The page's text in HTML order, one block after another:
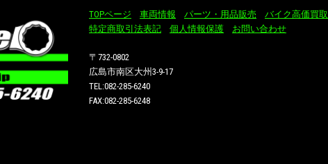
TOPページ 車両情報 パーツ・用品販売 バイク高価買取
特定商取引法表記
個人情報保護 お問い合わせ
〒732-0802
広島市南区大州3-9-17
TEL:082-285-6240
FAX:082-285-6248